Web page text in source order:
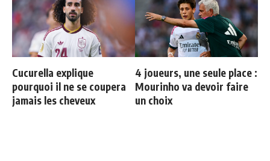
Cucurella explique
pourquoi il ne se coupera
jamais les cheveux
4 joueurs, une seule place :
Mourinho va devoir faire
un choix